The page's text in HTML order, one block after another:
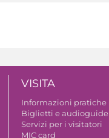
VISITA
Informazioni pratiche
Biglietti e audioguide
Servizi per i visitatori
MIC card